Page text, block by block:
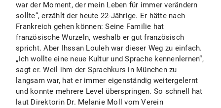
war der Moment, der mein Leben für immer verändern
sollte“, erzählt der heute 22-Jährige. Er hätte nach
Frankreich gehen können: Seine Familie hat
französische Wurzeln, weshalb er gut französisch
spricht. Aber Ihssan Louleh war dieser Weg zu einfach.
„Ich wollte eine neue Kultur und Sprache kennenlernen“,
sagt er. Weil ihm der Sprachkurs in München zu
langsam war, hat er immer eigenständig weitergelernt
und konnte mehrere Level überspringen. So schnell hat
laut Direktorin Dr. Melanie Moll vom Verein